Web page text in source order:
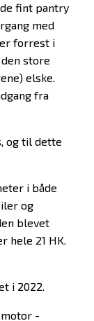
fint pantry
med
forrest i
store
elske.
fra
og til dette
i både
og
blevet
hele 21 HK.
i 2022.
-